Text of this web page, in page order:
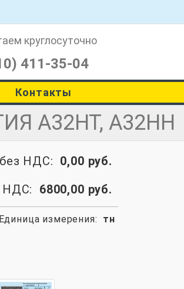
круглосуточно
411-35-04
Контакты
А32НТ, А32НН
НДС: 0,00 руб.
НДС: 6800,00 руб.
Единица измерения: тн